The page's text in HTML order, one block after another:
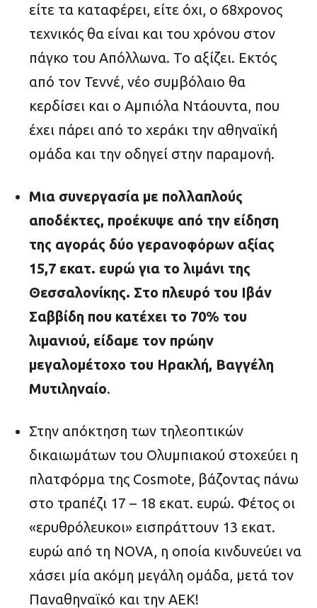
είτε τα καταφέρει, είτε όχι, ο 68χρονος
τεχνικός θα είναι και του χρόνου στον
πάγκο του Απόλλωνα. Το αξίζει. Εκτός
από τον Τεννέ, νέο συμβόλαιο θα
κερδίσει και ο Αμπιόλα Ντάουντα, που
έχει πάρει από το χεράκι την αθηναϊκή
ομάδα και την οδηγεί στην παραμονή.
Μια συνεργασία με πολλαπλούς
αποδέκτες, προέκυψε από την είδηση
της αγοράς δύο γερανοφόρων αξίας
15,7 εκατ. ευρώ για το λιμάνι της
Θεσσαλονίκης. Στο πλευρό του Ιβάν
Σαββίδη που κατέχει το 70% του
λιμανιού, είδαμε τον πρώην
μεγαλομέτοχο του Ηρακλή, Βαγγέλη
Μυτιληναίο.
Στην απόκτηση των τηλεοπτικών
δικαιωμάτων του Ολυμπιακού στοχεύει η
πλατφόρμα της Cosmote, βάζοντας πάνω
στο τραπέζι 17 – 18 εκατ. ευρώ. Φέτος οι
«ερυθρόλευκοι» εισπράττουν 13 εκατ.
ευρώ από τη NOVA, η οποία κινδυνεύει να
χάσει μία ακόμη μεγάλη ομάδα, μετά τον
Παναθηναϊκό και την ΑΕΚ!